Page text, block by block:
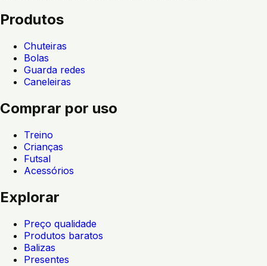
Produtos
Chuteiras
Bolas
Guarda redes
Caneleiras
Comprar por uso
Treino
Crianças
Futsal
Acessórios
Explorar
Preço qualidade
Produtos baratos
Balizas
Presentes